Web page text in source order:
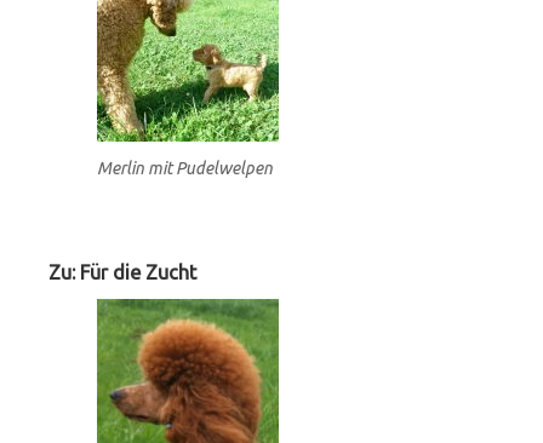
Merlin mit Pudelwelpen
Zu: Für die Zucht